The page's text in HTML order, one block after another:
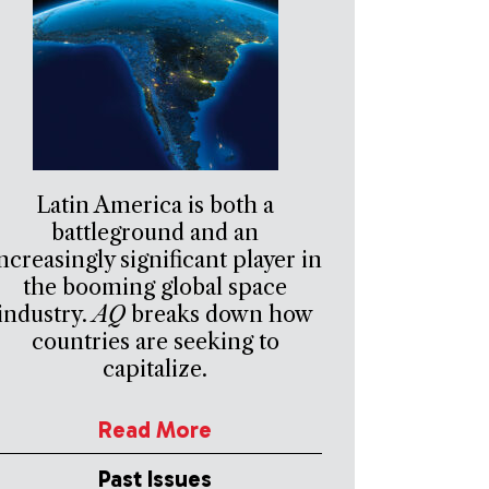
Latin America is both a
battleground and an
significant player in
the booming global space
AQ breaks down how
countries are seeking to
capitalize.
Read More
Past Issues